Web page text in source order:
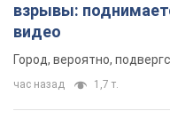
взрывы:
видео
Город, вероятно,
час назад 1,7 т.